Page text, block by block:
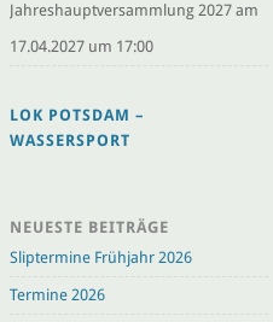
Jahreshauptversammlung 2027 am
17.04.2027 um 17:00
LOK POTSDAM –
WASSERSPORT
NEUESTE BEITRÄGE
Sliptermine Frühjahr 2026
Termine 2026